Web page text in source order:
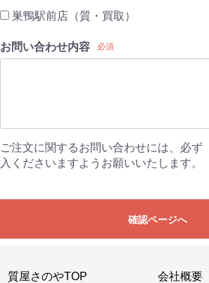
巣鴨駅前店（質・買取）
お問い合わせ内容 必須
ご注文に関するお問い合わせには、必ず
入くださいますようお願いいたします。
確認ページへ
質屋さのやTOP
会社概要